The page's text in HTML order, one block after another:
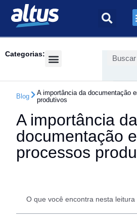
Categorias:
Blog
A importância da documentação
produtivos
A importância da
documentação
processos
O que você encontra nesta leitura